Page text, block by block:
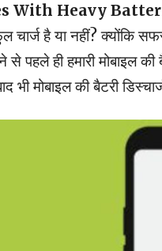
With Heavy
चार्ज है या नहीं?
से पहले ही हमारी मोबाइल
भी मोबाइल की बैटरी